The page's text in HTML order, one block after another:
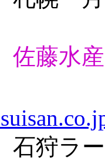
佐藤水産
ン、